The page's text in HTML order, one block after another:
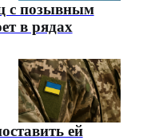
с позывным
в рядах
ей